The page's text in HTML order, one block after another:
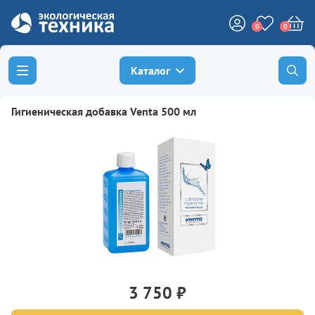
0 0
Каталог
Гигиеническая добавка Venta 500 мл
3 750 ₽